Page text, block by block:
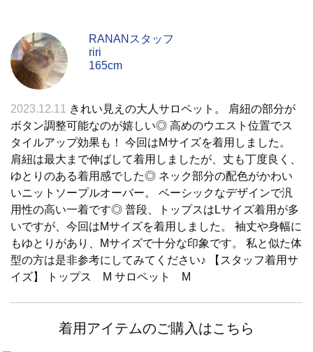
RANANスタッフ
riri
165cm
2023.12.11
きれい見えの大人サロペット。 肩紐の部分が
ボタン調整可能なのが嬉しい◎ 高めのウエスト位置でス
タイルアップ効果も！ 今回はMサイズを着用しました。
肩紐は最大まで伸ばして着用しましたが、丈も丁度良く、
ゆとりのある着用感でした◎ ネック部分の配色がかわい
いニットソープルオーバー。 ベーシックなデザインで汎
用性の高い一着です◎ 普段、トップスはLサイズ着用が多
いですが、今回はMサイズを着用しました。 袖丈や身幅に
もゆとりがあり、Mサイズで十分な印象です。 私と似た体
型の方は是非参考にしてみてください♪ 【スタッフ着用サ
イズ】 トップス M サロペット M
着用アイテムのご購入はこちら